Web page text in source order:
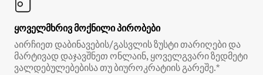
ყოველმხრივ მოქნილი პირობები
აირჩიეთ დაბინავების/გასვლის ზუსტი თარიღები და
მარტივად დაჯავშნეთ ონლაინ, ყოველგვარი ზედმეტი
ვალდებულებებისა თუ ბიუროკრატიის გარეშე.*